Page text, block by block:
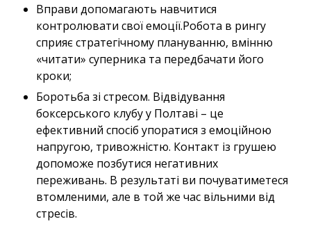
Вправи допомагають навчитися
контролювати свої емоції.Робота в рингу
сприяє стратегічному плануванню, вмінню
«читати» суперника та передбачати його
кроки;
Боротьба зі стресом. Відвідування
боксерського клубу у Полтаві – це
ефективний спосіб упоратися з емоційною
напругою, тривожністю. Контакт із грушею
допоможе позбутися негативних
переживань. В результаті ви почуватиметеся
втомленими, але в той же час вільними від
стресів.